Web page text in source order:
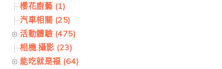
櫻花廚藝 (1)
汽車相關 (25)
活動體驗 (475)
相機.攝影 (23)
能吃就是福 (64)